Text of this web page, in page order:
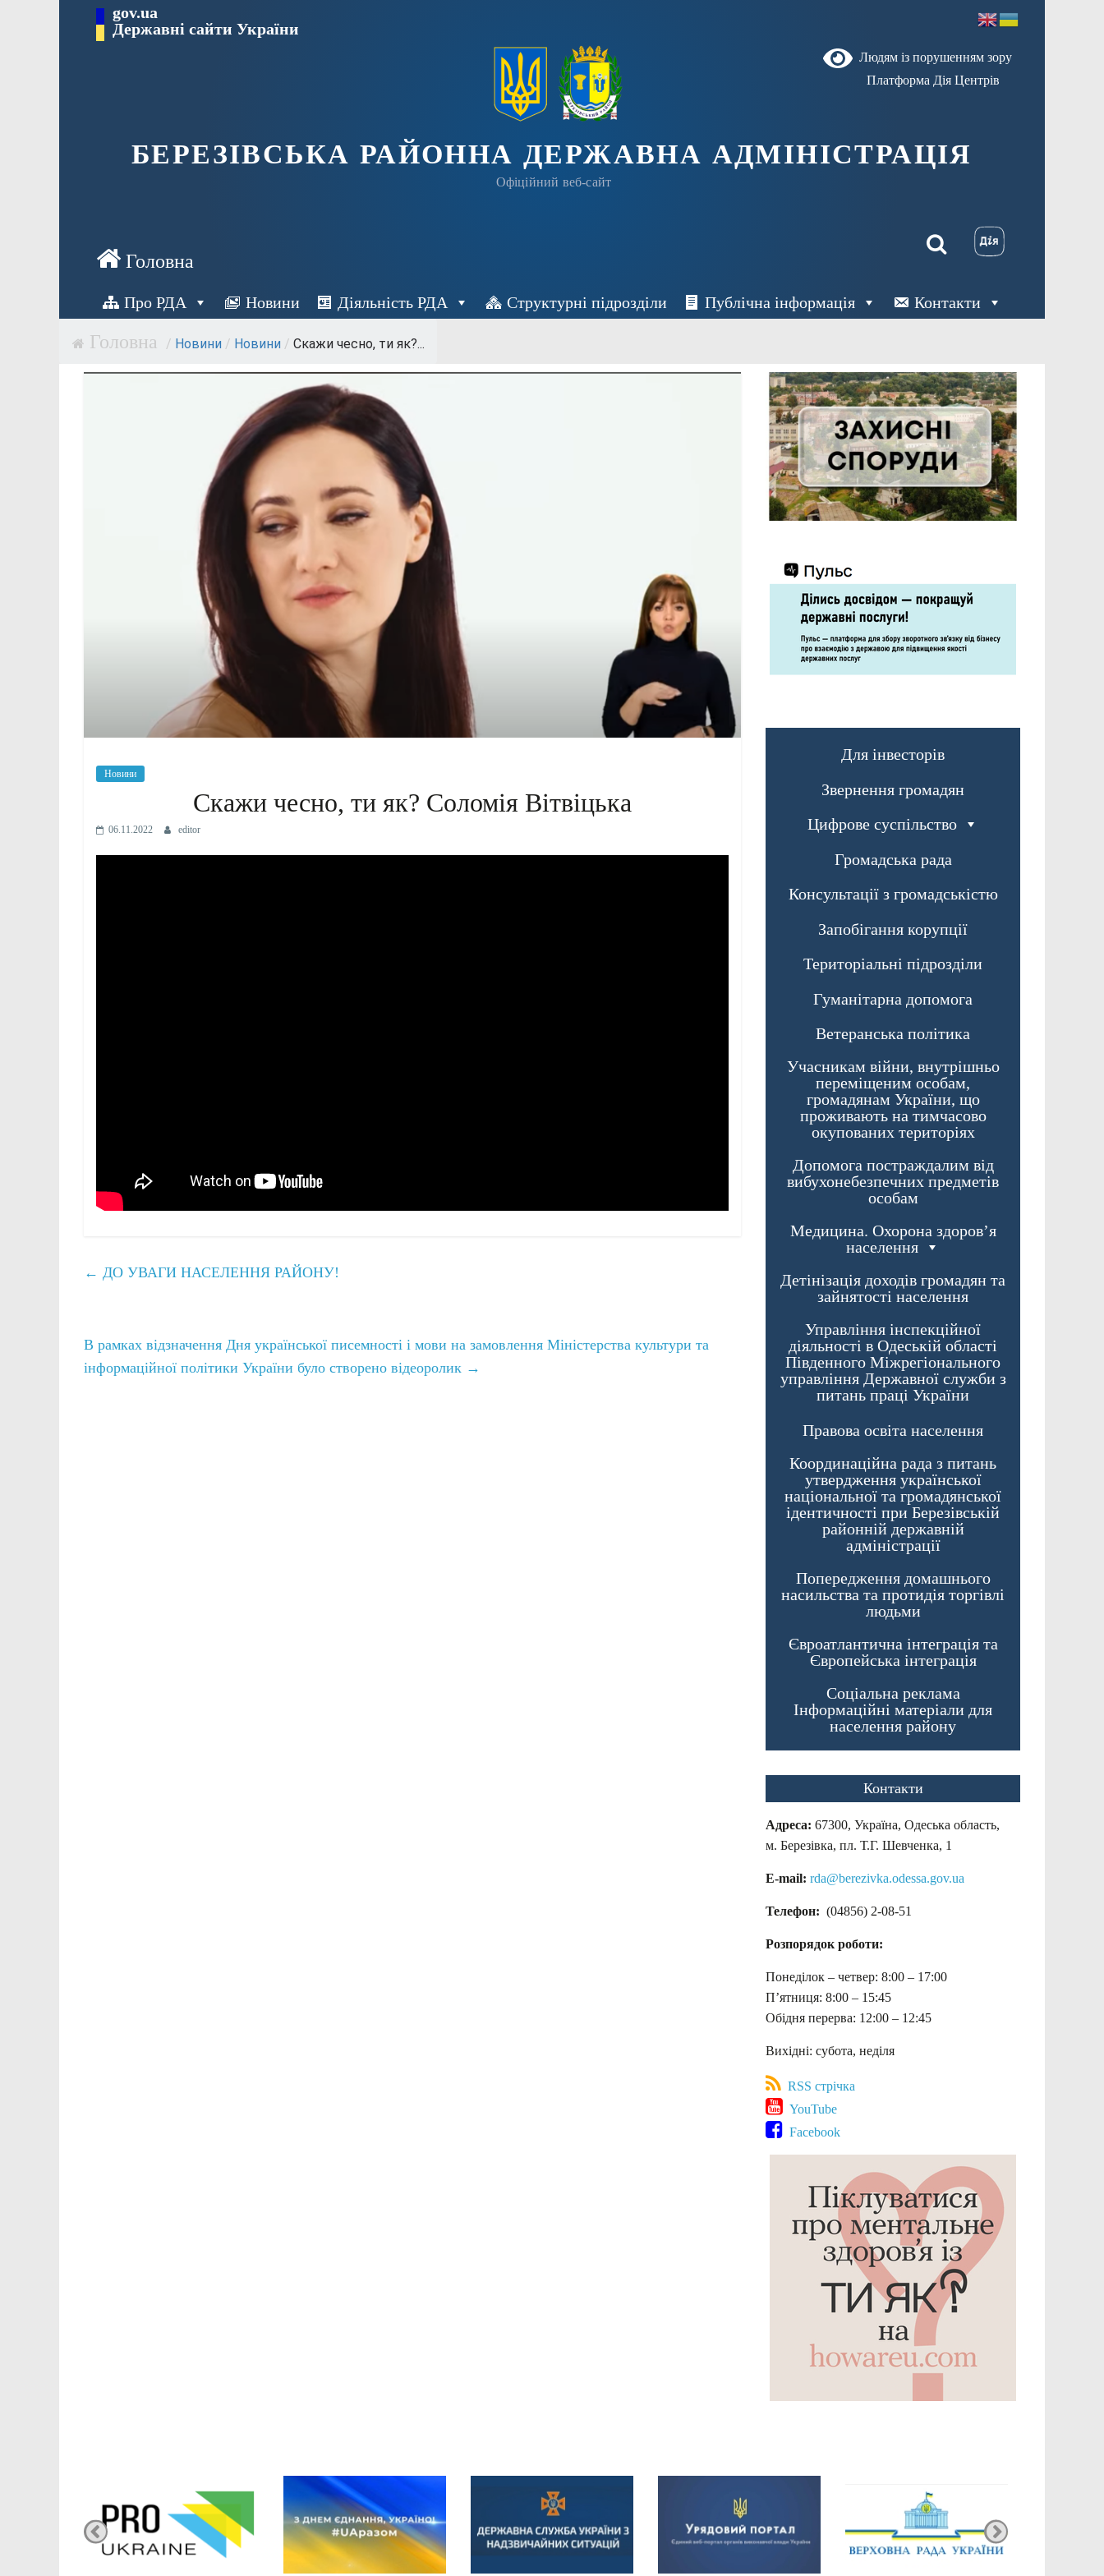
Перейти gov.ua
Державні сайти України
Людям із порушенням зору
Платформа Дія Центрів
БЕРЕЗІВСЬКА РАЙОННА ДЕРЖАВНА АДМІНІСТРАЦІЯ
Офіційний веб-сайт
Про РДА Новини Діяльність РДА Структурні підрозділи Публічна інформація Контакти
/ Новини / Новини / Скажи чесно, ти як?...
Новини
Скажи чесно, ти як? Соломія Вітвіцька
06.11.2022 editor
← ДО УВАГИ НАСЕЛЕННЯ РАЙОНУ!
В рамках відзначення Дня української писемності і мови на замовлення Міністерства культури та
інформаційної політики України було створено відеоролик →
Для інвесторів
Звернення громадян
Цифрове суспільство
Громадська рада
Консультації з громадськістю
Запобігання корупції
Територіальні підрозділи
Гуманітарна допомога
Ветеранська політика
Учасникам війни, внутрішньо
переміщеним особам,
громадянам України, що
проживають на тимчасово
окупованих територіях
Допомога постраждалим від
вибухонебезпечних предметів
особам
Медицина. Охорона здоров’я
населення
Детінізація доходів громадян та
зайнятості населення
Управління інспекційної
діяльності в Одеській області
Південного Міжрегіонального
управління Державної служби з
питань праці України
Правова освіта населення
Координаційна рада з питань
утвердження української
національної та громадянської
ідентичності при Березівській
районній державній
адміністрації
Попередження домашнього
насильства та протидія торгівлі
людьми
Євроатлантична інтеграція та
Європейська інтеграція
Соціальна реклама
Інформаційні матеріали для
населення району
Контакти
Адреса: 67300, Україна, Одеська область,
м. Березівка, пл. Т.Г. Шевченка, 1
E-mail: rda@berezivka.odessa.gov.ua
Телефон: (04856) 2-08-51
Розпорядок роботи:
Понеділок – четвер: 8:00 – 17:00
П’ятниця: 8:00 – 15:45
Обідня перерва: 12:00 – 12:45
Вихідні: субота, неділя
RSS стрічка
YouTube
Facebook